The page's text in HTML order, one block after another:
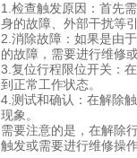
1.检查触发原因：首先
身的故障、外部干扰等
2.消除故障：如果是由
的故障，需要进行维修
3.复位行程限位开关：
到正常工作状态。
4.测试和确认：在解除
现象。
需要注意的是，在解除
触发或需要进行维修操